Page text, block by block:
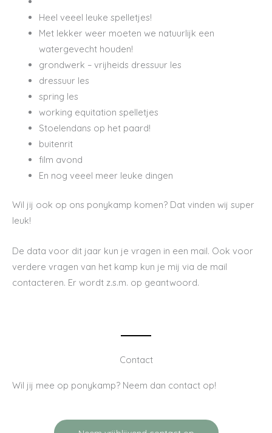
Heel veeel leuke spelletjes!
Met lekker weer moeten we natuurlijk een
watergevecht houden!
grondwerk – vrijheids dressuur les
dressuur les
spring les
working equitation spelletjes
Stoelendans op het paard!
buitenrit
film avond
En nog veeel meer leuke dingen
Wil jij ook op ons ponykamp komen? Dat vinden wij super
leuk!
De data voor dit jaar kun je vragen in een mail. Ook voor
verdere vragen van het kamp kun je mij via de mail
contacteren. Er wordt z.s.m. op geantwoord.
Contact
Wil jij mee op ponykamp? Neem dan contact op!